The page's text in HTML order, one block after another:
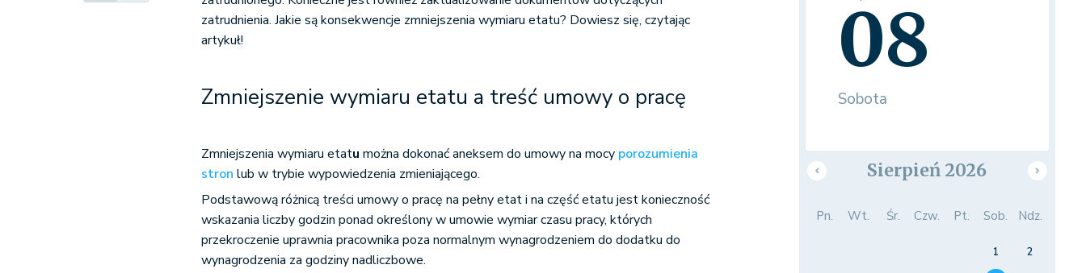
zatrudnienia. Jakie są konsekwencje zmniejszenia wymiaru etatu? Dowiesz się, czytając
artykuł!
Zmniejszenie wymiaru etatu a treść umowy o pracę
Zmniejszenia wymiaru etatu można dokonać aneksem do umowy na mocy porozumienia
stron lub w trybie wypowiedzenia zmieniającego.
Podstawową różnicą treści umowy o pracę na pełny etat i na część etatu jest konieczność
wskazania liczby godzin ponad określony w umowie wymiar czasu pracy, których
przekroczenie uprawnia pracownika poza normalnym wynagrodzeniem do dodatku do
wynagrodzenia za godziny nadliczbowe.
08
Sobota
Sierpień 2026
Pn. Wt. Śr. Czw. Pt. Sob. Ndz.
1
2